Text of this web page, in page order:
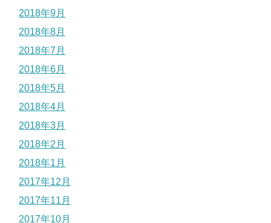
2018年9月
2018年8月
2018年7月
2018年6月
2018年5月
2018年4月
2018年3月
2018年2月
2018年1月
2017年12月
2017年11月
2017年10月